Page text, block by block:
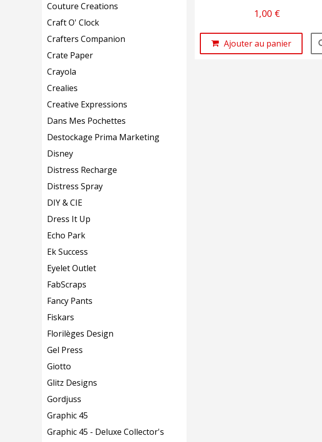
Couture Creations
Craft O' Clock
Crafters Companion
Crate Paper
Crayola
Crealies
Creative Expressions
Dans Mes Pochettes
Destockage Prima Marketing
Disney
Distress Recharge
Distress Spray
DIY & CIE
Dress It Up
Echo Park
Ek Success
Eyelet Outlet
FabScraps
Fancy Pants
Fiskars
Florilèges Design
Gel Press
Giotto
Glitz Designs
Gordjuss
Graphic 45
Graphic 45 - Deluxe Collector's
1,00 €
Ajouter au panier